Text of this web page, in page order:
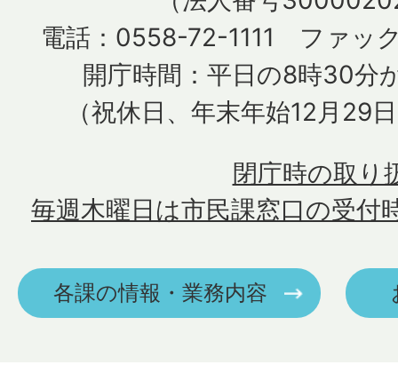
電話：0558-72-1111 ファッ
開庁時間：平日の8時30分
（祝休日、年末年始12月29
毎週木曜日は市民課窓口の受付
閉庁時の取り
各課の情報・業務内容